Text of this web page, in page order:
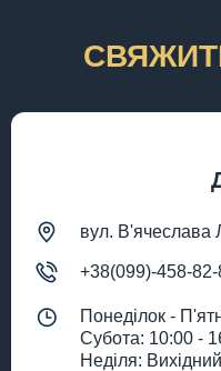
вул. В'ячеслава
+38(099)-458-82-
Понеділок -
Субота: 10:00 -
Неділя: Вихідний